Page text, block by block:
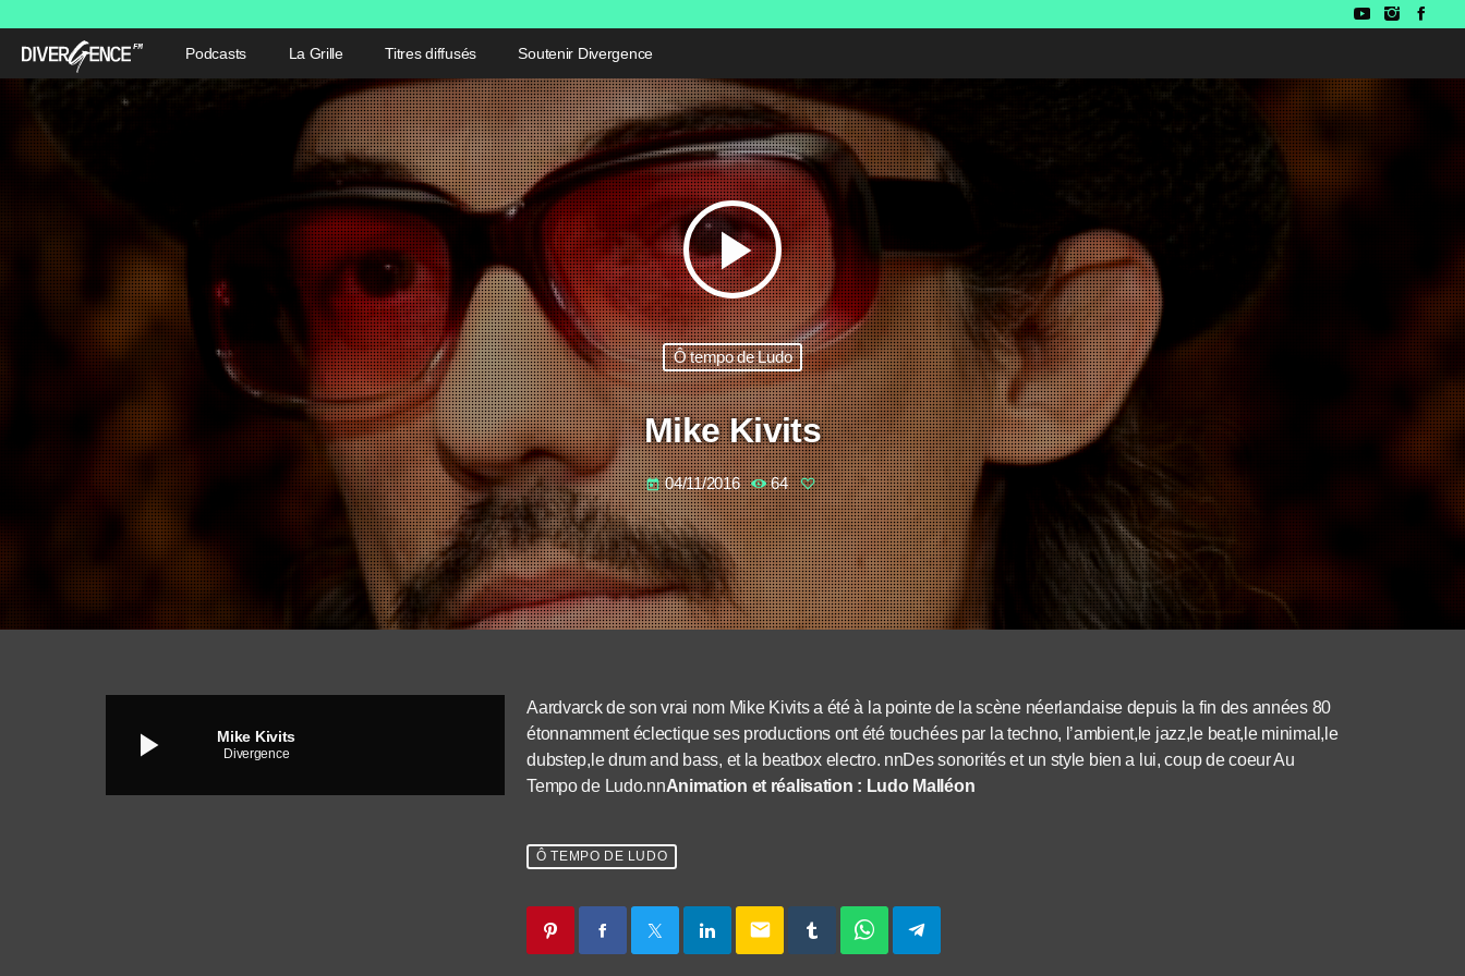
Podcasts La Grille Titres diffusés Soutenir Divergence
play_arrow
Ô tempo de Ludo
Mike Kivits
today 04/11/2016 64
play_arrow Mike Kivits
Divergence
Aardvarck de son vrai nom Mike Kivits a été à la pointe de la scène néerlandaise depuis la fin des années 80
étonnamment éclectique ses productions ont été touchées par la techno, l’ambient,le jazz,le beat,le minimal,le
dubstep,le drum and bass, et la beatbox electro. nnDes sonorités et un style bien a lui, coup de coeur Au
Tempo de Ludo.nnAnimation et réalisation : Ludo Malléon
Ô TEMPO DE LUDO
email